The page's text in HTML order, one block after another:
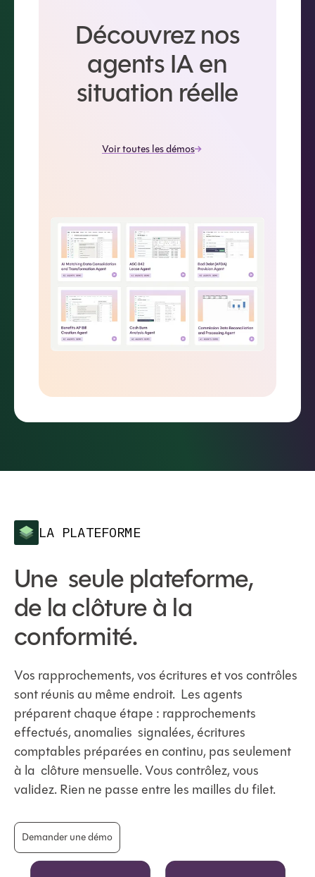
Découvrez nos
agents IA en
situation réelle
Voir toutes les démos
LA PLATEFORME
Une seule plateforme,
de la clôture à la
conformité.
Vos rapprochements, vos écritures et vos contrôles
sont réunis au même endroit. Les agents
préparent chaque étape : rapprochements
effectués, anomalies signalées, écritures
comptables préparées en continu, pas seulement
à la clôture mensuelle. Vous contrôlez, vous
validez. Rien ne passe entre les mailles du filet.
Demander une démo